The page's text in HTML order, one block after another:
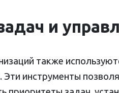
и
также
Эти инструменты